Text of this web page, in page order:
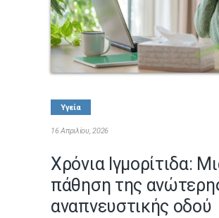
Υγεία
16 Απριλίου, 2026
Χρόνια Ιγμορίτιδα:
πάθηση της
αναπνευστικής οδού